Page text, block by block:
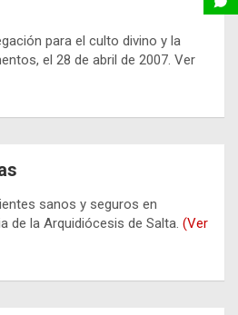
para el culto divino y la
el 28 de abril de 2007. Ver
sanos y seguros en
de la Arquidiócesis de Salta. (Ver